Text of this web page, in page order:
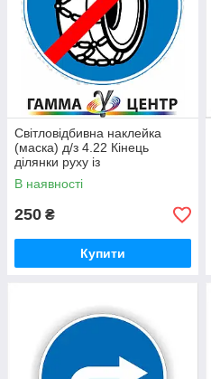
Світловідбивна наклейка
(маска) д/з 4.22 Кінець
ділянки руху із
застосуванням ланцюгів
проти ковзання
В наявності
250 ₴
Купити